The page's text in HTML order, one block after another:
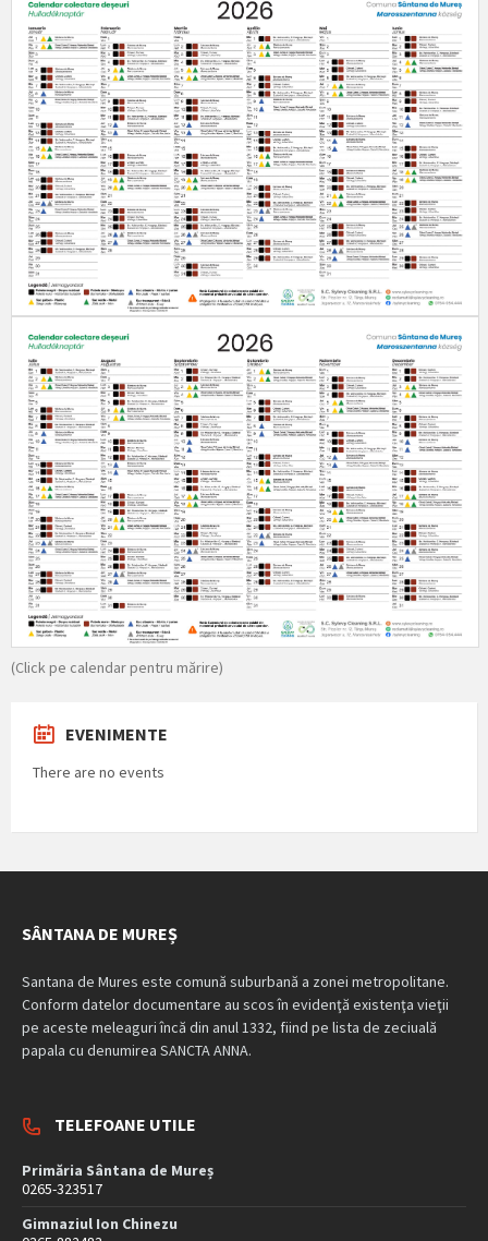
(Click pe calendar pentru mărire)
EVENIMENTE
There are no events
SÂNTANA DE MUREȘ
Santana de Mures este comună suburbană a zonei metropolitane.
Conform datelor documentare au scos în evidenţă existenţa vieţii
pe aceste meleaguri încă din anul 1332, fiind pe lista de zeciuală
papala cu denumirea SANCTA ANNA.
TELEFOANE UTILE
Primăria Sântana de Mureș
0265-323517
Gimnaziul Ion Chinezu